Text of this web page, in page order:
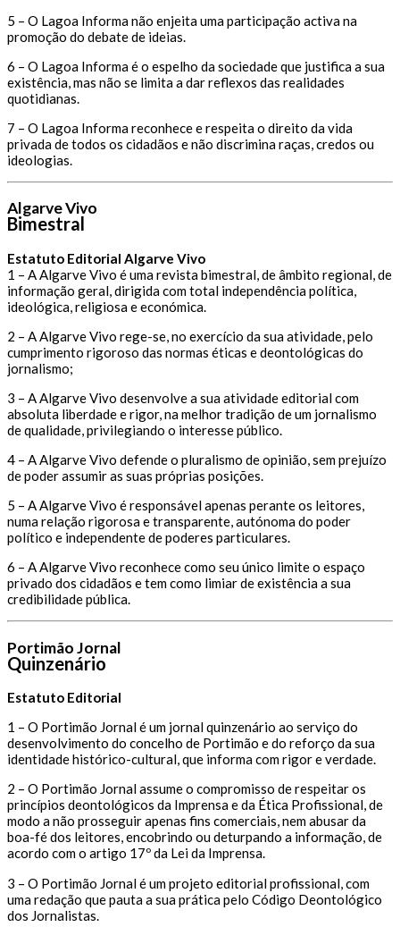
5 – O Lagoa Informa não enjeita uma participação activa na
promoção do debate de ideias.
6 – O Lagoa Informa é o espelho da sociedade que justifica a sua
existência, mas não se limita a dar reflexos das realidades
quotidianas.
7 – O Lagoa Informa reconhece e respeita o direito da vida
privada de todos os cidadãos e não discrimina raças, credos ou
ideologias.
Algarve Vivo
Bimestral
Estatuto Editorial Algarve Vivo
1 – A Algarve Vivo é uma revista bimestral, de âmbito regional, de
informação geral, dirigida com total independência política,
ideológica, religiosa e económica.
2 – A Algarve Vivo rege-se, no exercício da sua atividade, pelo
cumprimento rigoroso das normas éticas e deontológicas do
jornalismo;
3 – A Algarve Vivo desenvolve a sua atividade editorial com
absoluta liberdade e rigor, na melhor tradição de um jornalismo
de qualidade, privilegiando o interesse público.
4 – A Algarve Vivo defende o pluralismo de opinião, sem prejuízo
de poder assumir as suas próprias posições.
5 – A Algarve Vivo é responsável apenas perante os leitores,
numa relação rigorosa e transparente, autónoma do poder
político e independente de poderes particulares.
6 – A Algarve Vivo reconhece como seu único limite o espaço
privado dos cidadãos e tem como limiar de existência a sua
credibilidade pública.
Portimão Jornal
Quinzenário
Estatuto Editorial
1 – O Portimão Jornal é um jornal quinzenário ao serviço do
desenvolvimento do concelho de Portimão e do reforço da sua
identidade histórico-cultural, que informa com rigor e verdade.
2 – O Portimão Jornal assume o compromisso de respeitar os
princípios deontológicos da Imprensa e da Ética Profissional, de
modo a não prosseguir apenas fins comerciais, nem abusar da
boa-fé dos leitores, encobrindo ou deturpando a informação, de
acordo com o artigo 17º da Lei da Imprensa.
3 – O Portimão Jornal é um projeto editorial profissional, com
uma redação que pauta a sua prática pelo Código Deontológico
dos Jornalistas.